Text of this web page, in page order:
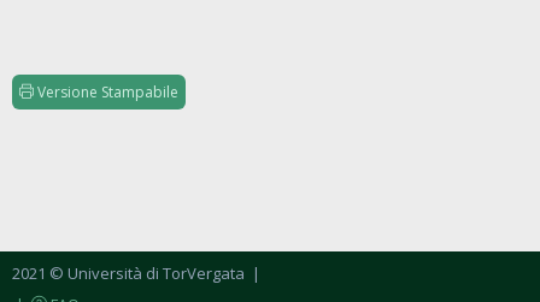
Versione Stampabile
2021 © Università di TorVergata |